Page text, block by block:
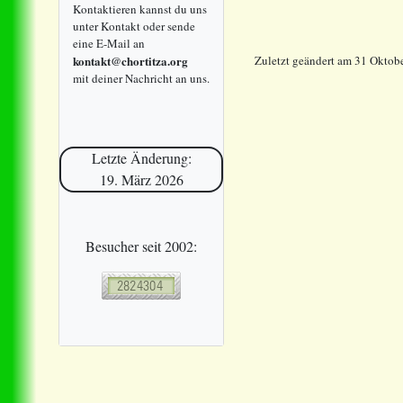
Kontaktieren kannst du uns
unter Kontakt oder sende
eine E-Mail an
kontakt@chortitza.org
mit deiner Nachricht an uns.
Letzte Änderung:
19. März 2026
Besucher seit 2002:
Zuletzt geändert am 31